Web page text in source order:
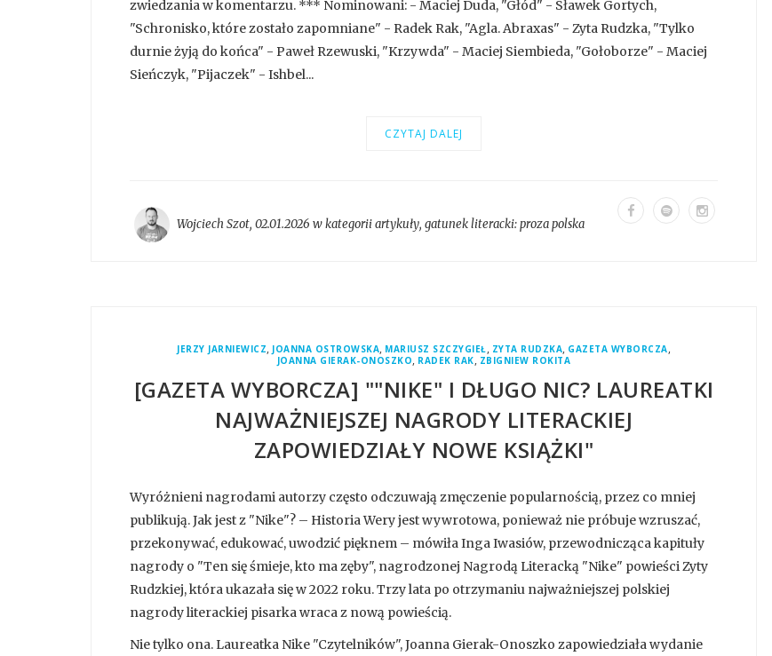
zwiedzania w komentarzu. *** Nominowani: - Maciej Duda, "Głód" - Sławek Gortych,
"Schronisko, które zostało zapomniane" - Radek Rak, "Agla. Abraxas" - Zyta Rudzka, "Tylko
durnie żyją do końca" - Paweł Rzewuski, "Krzywda" - Maciej Siembieda, "Gołoborze" - Maciej
Sieńczyk, "Pijaczek" - Ishbel...
CZYTAJ DALEJ
Wojciech Szot, 02.01.2026 w kategoriiartykuły, gatunek literacki:proza polska
JERZY JARNIEWICZ, JOANNA OSTROWSKA, MARIUSZ SZCZYGIEŁ, ZYTA RUDZKA, GAZETA WYBORCZA,
JOANNA GIERAK-ONOSZKO, RADEK RAK, ZBIGNIEW ROKITA
[GAZETA WYBORCZA] ""NIKE" I DŁUGO NIC? LAUREATKI
NAJWAŻNIEJSZEJ NAGRODY LITERACKIEJ
ZAPOWIEDZIAŁY NOWE KSIĄŻKI"
Wyróżnieni nagrodami autorzy często odczuwają zmęczenie popularnością, przez co mniej
publikują. Jak jest z "Nike"? – Historia Wery jest wywrotowa, ponieważ nie próbuje wzruszać,
przekonywać, edukować, uwodzić pięknem – mówiła Inga Iwasiów, przewodnicząca kapituły
nagrody o "Ten się śmieje, kto ma zęby", nagrodzonej Nagrodą Literacką "Nike" powieści Zyty
Rudzkiej, która ukazała się w 2022 roku. Trzy lata po otrzymaniu najważniejszej polskiej
nagrody literackiej pisarka wraca z nową powieścią.
Nie tylko ona. Laureatka Nike "Czytelników", Joanna Gierak-Onoszko zapowiedziała wydanie